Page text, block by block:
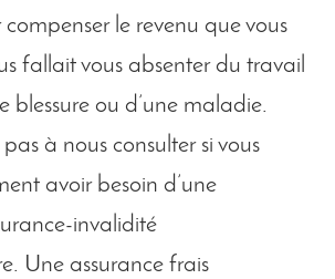
le revenu que vous
fallait vous absenter du travail
blessure ou d’une maladie.
pas à nous consulter si vous
avoir besoin d’une
invalidité
Une assurance frais